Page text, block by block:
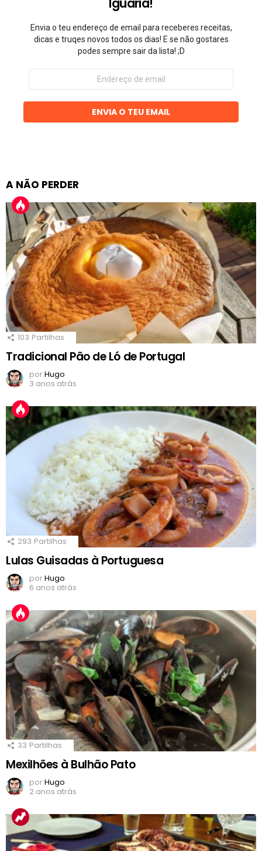
Iguaria!
Envia o teu endereço de email para receberes receitas,
dicas e truqes novos todos os dias! E se não gostares
podes sempre sair da lista! ;D
Endereço
email
ENVIA O TEU EMAIL
A NÃO PERDER
103 Partilhas
Tradicional Pão de Ló de Portugal
porHugo
3 anos atrás
293 Partilhas
Lulas Guisadas à Portuguesa
porHugo
6 anos atrás
33 Partilhas
Mexilhões à Bulhão Pato
porHugo
2 anos atrás